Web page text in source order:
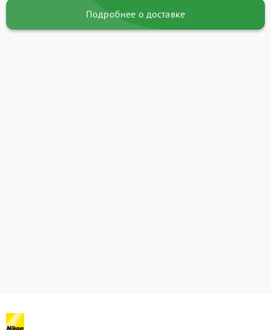
Подробнее о доставке